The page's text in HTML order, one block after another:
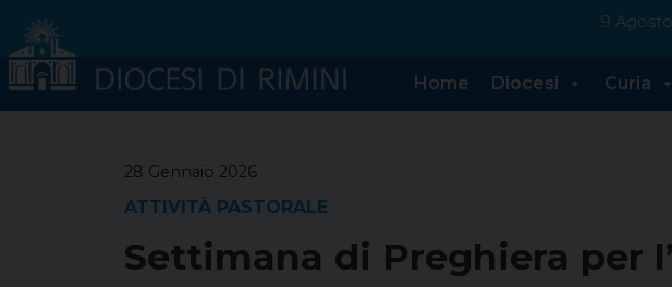
content
9
Home Diocesi Curia
28 Gennaio 2026
ATTIVITÀ PASTORALE
Settimana di Preghiera per